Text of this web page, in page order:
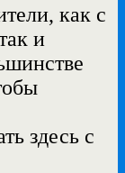
как с
и
здесь с